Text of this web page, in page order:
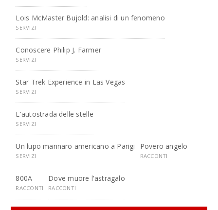
Lois McMaster Bujold: analisi di un fenomeno
SERVIZI
Conoscere Philip J. Farmer
SERVIZI
Star Trek Experience in Las Vegas
SERVIZI
L'autostrada delle stelle
SERVIZI
Un lupo mannaro americano a Parigi
SERVIZI
Povero angelo
RACCONTI
800A
RACCONTI
Dove muore l'astragalo
RACCONTI